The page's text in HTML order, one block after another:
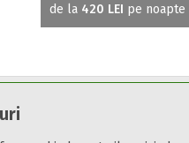
de la 420 LEI pe noapte
unitati de cazare din toate zonele